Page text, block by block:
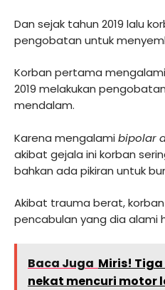
Dan sejak tahun 2019 lalu
pengobatan untuk
Korban pertama
2019 melakukan
mendalam.
Karena mengalamibipolar
akibat gejala ini korban
bahkan ada pikiran untuk
Akibat trauma berat,
pencabulan yang dia alami
Baca Juga Miris! Tiga
nekat mencuri motor